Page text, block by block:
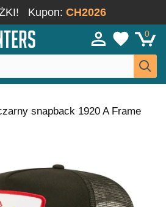
Kupon: CH2026
0
snapback 1920 A Frame